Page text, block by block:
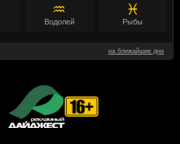
♒
Водолей
♓
Рыбы
на ближайшие дни